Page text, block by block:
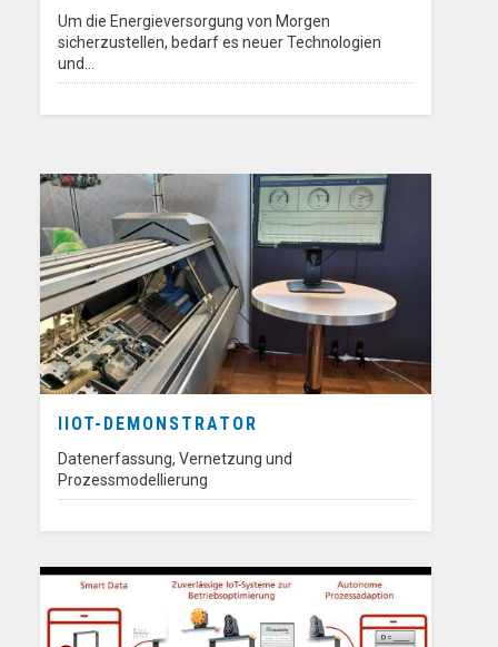
Um die Energieversorgung von Morgen
sicherzustellen, bedarf es neuer Technologien
und…
IIOT-DEMONSTRATOR
Datenerfassung, Vernetzung und
Prozessmodellierung